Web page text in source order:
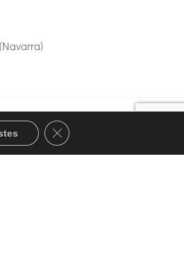
web Aldor Internet
Close GDPR Cookie Banner